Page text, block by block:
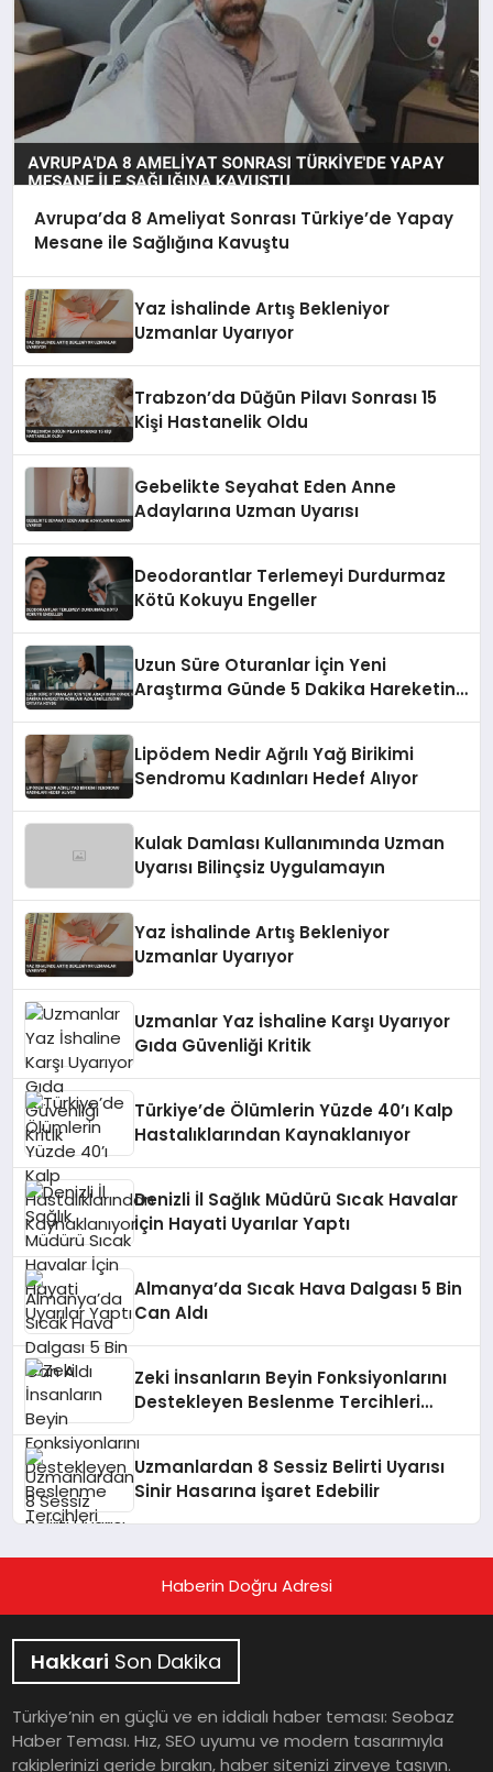
Avrupa’da 8 Ameliyat Sonrası Türkiye’de Yapay
Mesane ile Sağlığına Kavuştu
Yaz İshalinde Artış Bekleniyor
Uzmanlar Uyarıyor
Trabzon’da Düğün Pilavı Sonrası 15
Kişi Hastanelik Oldu
Gebelikte Seyahat Eden Anne
Adaylarına Uzman Uyarısı
Deodorantlar Terlemeyi Durdurmaz
Kötü Kokuyu Engeller
Uzun Süre Oturanlar İçin Yeni
Araştırma Günde 5 Dakika Hareketin
Lipödem Nedir Ağrılı Yağ Birikimi
Sendromu Kadınları Hedef Alıyor
Kulak Damlası Kullanımında Uzman
Uyarısı Bilinçsiz Uygulamayın
Yaz İshalinde Artış Bekleniyor
Uzmanlar Uyarıyor
Uzmanlar Yaz İshaline Karşı Uyarıyor
Gıda Güvenliği Kritik
Türkiye’de Ölümlerin Yüzde 40’ı Kalp
Hastalıklarından Kaynaklanıyor
Denizli İl Sağlık Müdürü Sıcak Havalar
İçin Hayati Uyarılar Yaptı
Almanya’da Sıcak Hava Dalgası 5 Bin
Can Aldı
Zeki İnsanların Beyin Fonksiyonlarını
Destekleyen Beslenme Tercihleri
Uzmanlardan 8 Sessiz Belirti Uyarısı
Sinir Hasarına İşaret Edebilir
Haberin Doğru Adresi
Hakkari Son Dakika
Türkiye’nin en güçlü ve en iddialı haber teması: Seobaz
Haber Teması. Hız, SEO uyumu ve modern tasarımıyla
rakiplerinizi geride bırakın, haber sitenizi zirveye taşıyın.